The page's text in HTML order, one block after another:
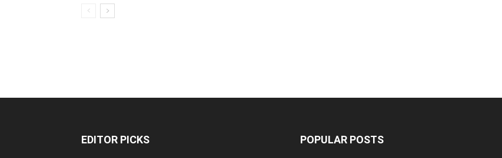
EDITOR PICKS POPULAR POSTS